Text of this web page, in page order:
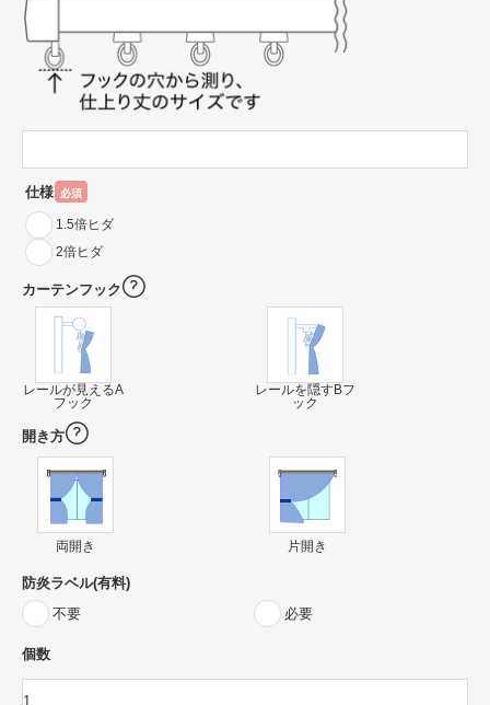
仕様 必須
1.5倍ヒダ
2倍ヒダ
カーテンフック
レールが見えるA
フック
レールを隠すBフ
ック
開き方
両開き 片開き
防炎ラベル(有料)
不要
必要
個数